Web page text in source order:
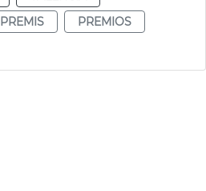
PREMIS
PREMIOS